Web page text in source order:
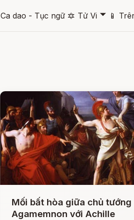
Ca dao - Tục ngữ 🔯 Tử Vi 🞃 📱
Mối bất hòa giữa chủ tướng
Agamemnon với Achille